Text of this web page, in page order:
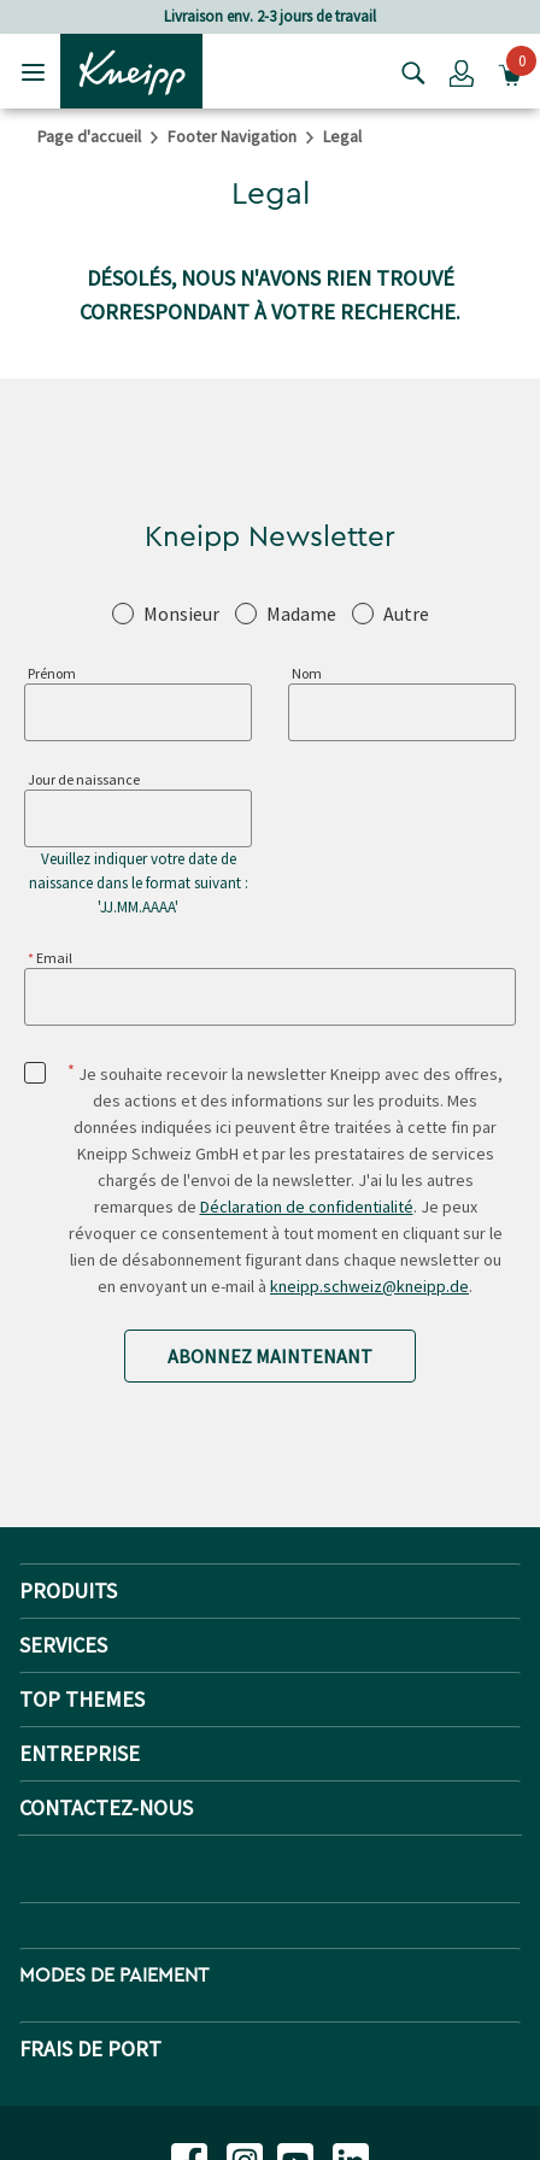
Passer au contenu principal
Passer au contenu du pied de page
Livraison env. 2-3 jours de travail
Login0
Page d'accueil Footer Navigation Legal
Legal
DÉSOLÉS, NOUS N'AVONS RIEN TROUVÉ
CORRESPONDANT À VOTRE RECHERCHE.
Kneipp Newsletter
SalutationMonsieur Madame Autre
Prénom Nom
Jour de naissance
Veuillez indiquer votre date de
naissance dans le format suivant :
'JJ.MM.AAAA'
Email
* Je souhaite recevoir la newsletter Kneipp avec des offres,
des actions et des informations sur les produits. Mes
données indiquées ici peuvent être traitées à cette fin par
Kneipp Schweiz GmbH et par les prestataires de services
chargés de l'envoi de la newsletter. J'ai lu les autres
remarques de Déclaration de confidentialité. Je peux
révoquer ce consentement à tout moment en cliquant sur le
lien de désabonnement figurant dans chaque newsletter ou
en envoyant un e-mail à kneipp.schweiz@kneipp.de.
ABONNEZ MAINTENANT
PRODUITS
SERVICES
TOP THEMES
ENTREPRISE
CONTACTEZ-NOUS
MODES DE PAIEMENT
FRAIS DE PORT